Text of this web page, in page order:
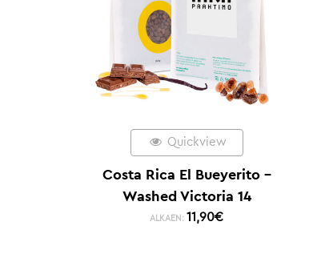
Quickview
Costa Rica El Bueyerito –
Washed Victoria 14
ALKAEN: 11,90€